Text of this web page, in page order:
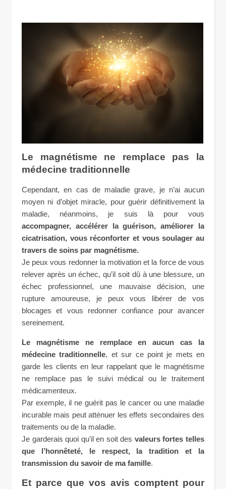
Le magnétisme ne remplace pas la
médecine traditionnelle
Cependant, en cas de maladie grave, je n’ai aucun
moyen ni d’objet miracle, pour guérir définitivement la
maladie, néanmoins, je suis là pour vous
accompagner, accélérer la guérison, améliorer la
cicatrisation, vous réconforter et vous soulager au
travers de soins par magnétisme.
Je peux vous redonner la motivation et la force de vous
relever après un échec, qu’il soit dû à une blessure, un
échec professionnel, une mauvaise décision, une
rupture amoureuse, je peux vous libérer de vos
blocages et vous redonner confiance pour avancer
sereinement.
Le magnétisme ne remplace en aucun cas la
médecine traditionnelle, et sur ce point je mets en
garde les clients en leur rappelant que le magnétisme
ne remplace pas le suivi médical ou le traitement
médicamenteux.
Par exemple, il ne guérit pas le cancer ou une maladie
incurable mais peut atténuer les effets secondaires des
traitements ou de la maladie.
Je garderais quoi qu’il en soit des valeurs fortes telles
que l’honnêteté, le respect, la tradition et la
transmission du savoir de ma famille.
Et parce que vos avis comptent pour